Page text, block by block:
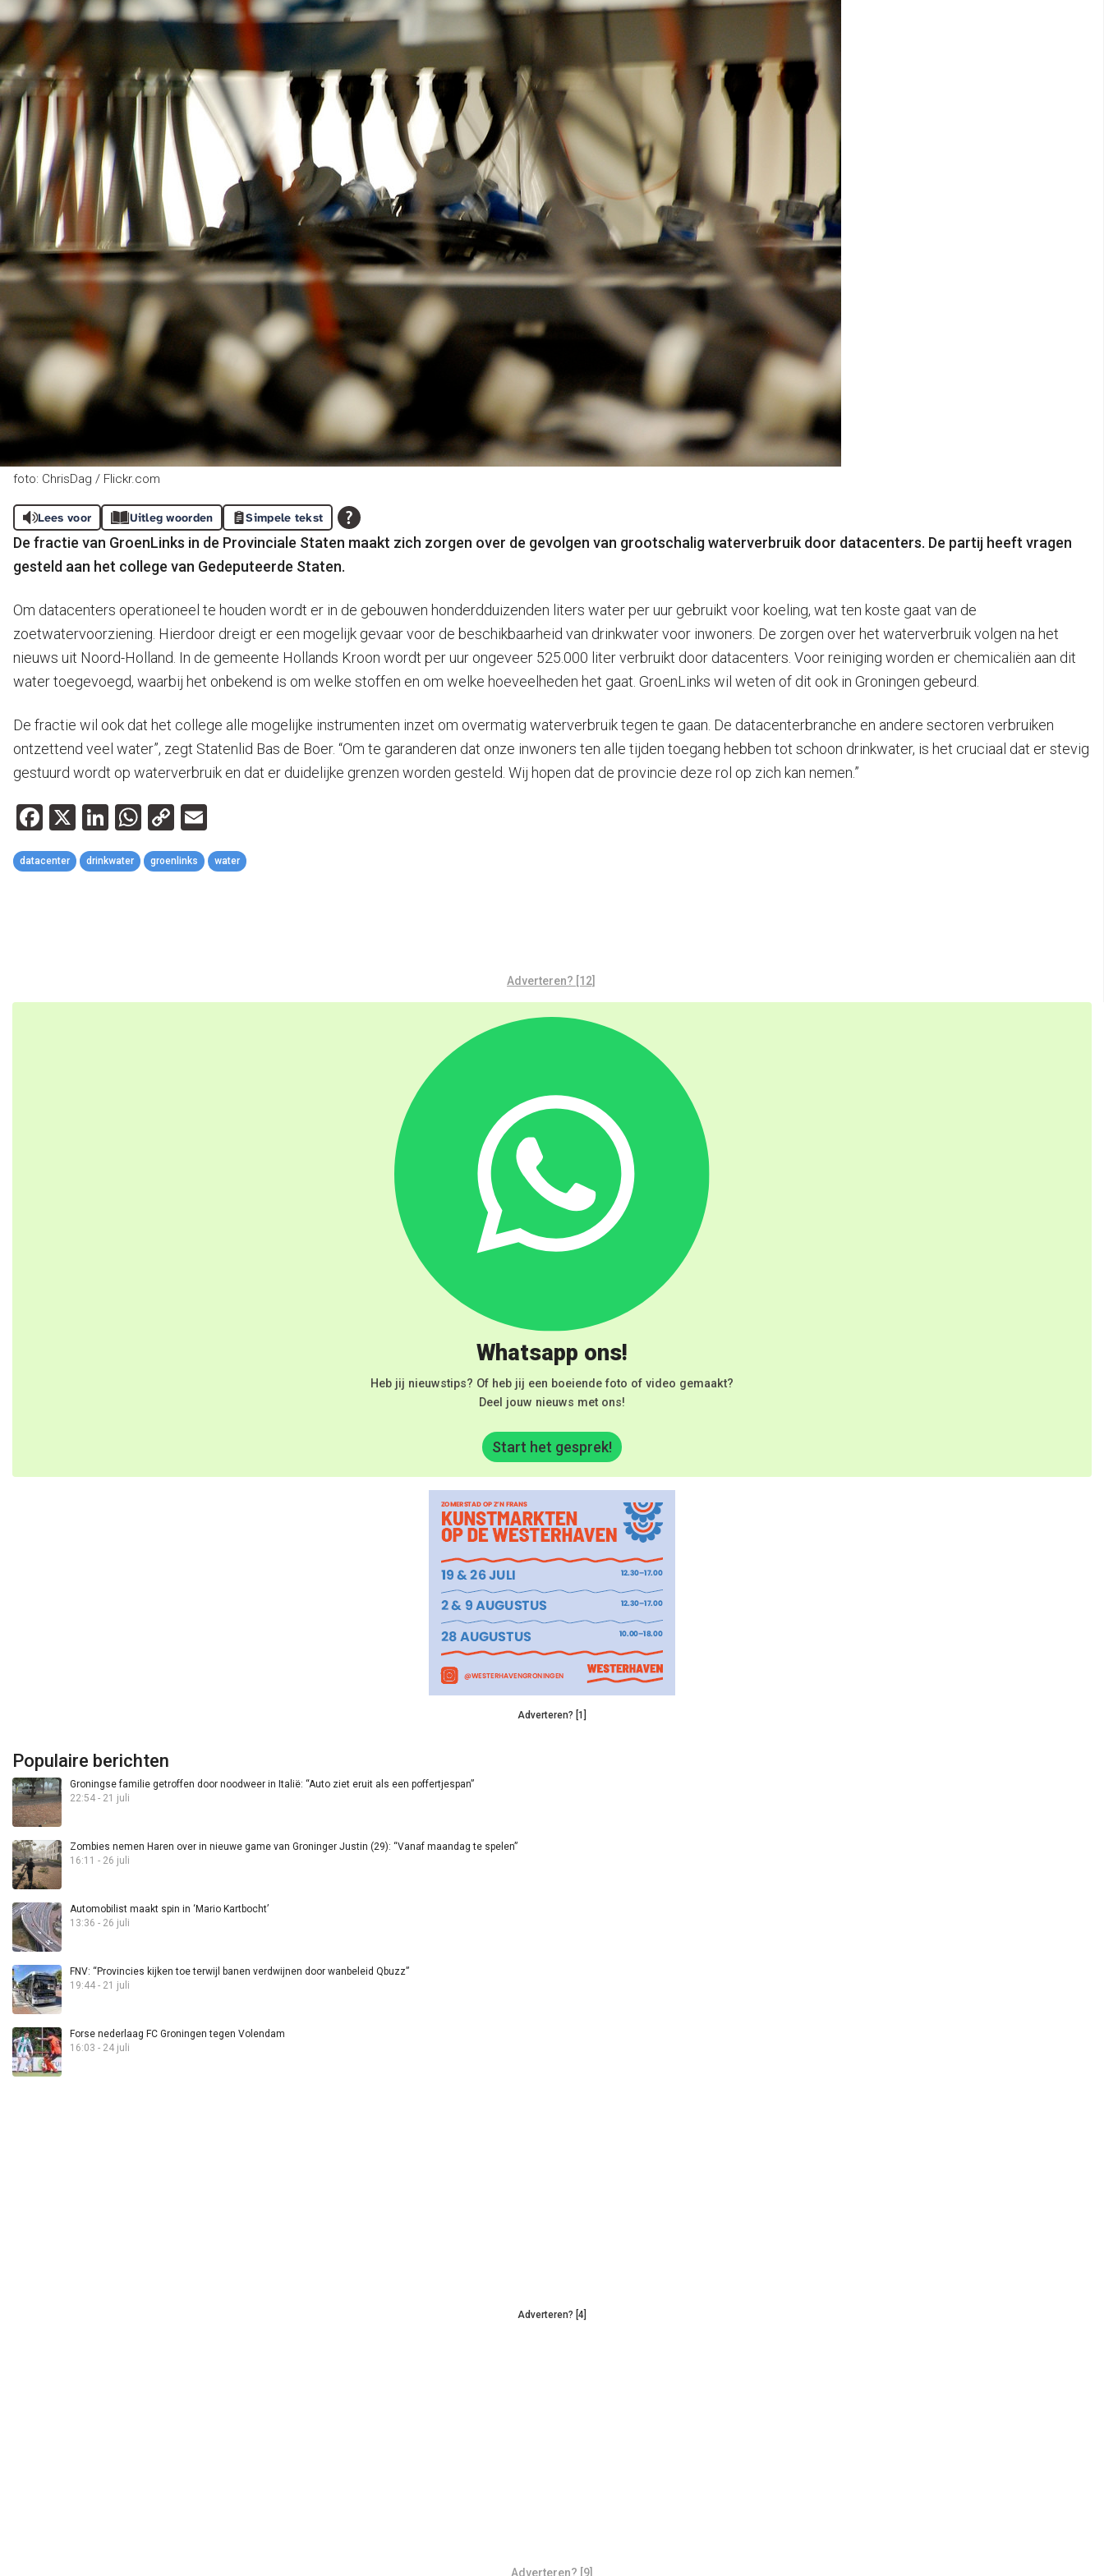
foto: ChrisDag / Flickr.com
Lees voor Uitleg woorden Simpele tekst
De fractie van GroenLinks in de Provinciale Staten maakt zich zorgen over de gevolgen van grootschalig waterverbruik door datacenters. De partij heeft vragen
gesteld aan het college van Gedeputeerde Staten.
Om datacenters operationeel te houden wordt er in de gebouwen honderdduizenden liters water per uur gebruikt voor koeling, wat ten koste gaat van de
zoetwatervoorziening. Hierdoor dreigt er een mogelijk gevaar voor de beschikbaarheid van drinkwater voor inwoners. De zorgen over het waterverbruik volgen na het
nieuws uit Noord-Holland. In de gemeente Hollands Kroon wordt per uur ongeveer 525.000 liter verbruikt door datacenters. Voor reiniging worden er chemicaliën aan dit
water toegevoegd, waarbij het onbekend is om welke stoffen en om welke hoeveelheden het gaat. GroenLinks wil weten of dit ook in Groningen gebeurd.
De fractie wil ook dat het college alle mogelijke instrumenten inzet om overmatig waterverbruik tegen te gaan. De datacenterbranche en andere sectoren verbruiken
ontzettend veel water”, zegt Statenlid Bas de Boer. “Om te garanderen dat onze inwoners ten alle tijden toegang hebben tot schoon drinkwater, is het cruciaal dat er stevig
gestuurd wordt op waterverbruik en dat er duidelijke grenzen worden gesteld. Wij hopen dat de provincie deze rol op zich kan nemen.”
Facebook
X LinkedIn
WhatsApp
Copy
Link
datacenter drinkwater groenlinks water
Adverteren? [12]
Whatsapp ons!
Heb jij nieuwstips? Of heb jij een boeiende foto of video gemaakt?
Deel jouw nieuws met ons!
Start het gesprek!
Adverteren? [1]
Populaire berichten
Groningse familie getroffen door noodweer in Italië: “Auto ziet eruit als een poffertjespan”
22:54 - 21 juli
Zombies nemen Haren over in nieuwe game van Groninger Justin (29): “Vanaf maandag te spelen”
16:11 - 26 juli
Automobilist maakt spin in ‘Mario Kartbocht’
13:36 - 26 juli
FNV: “Provincies kijken toe terwijl banen verdwijnen door wanbeleid Qbuzz”
19:44 - 21 juli
Forse nederlaag FC Groningen tegen Volendam
16:03 - 24 juli
Adverteren? [4]
Adverteren? [9]